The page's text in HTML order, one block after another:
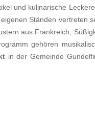
und kulinarische
Ständen vertreten
aus Frankreich,
gehören
in der Gemeinde